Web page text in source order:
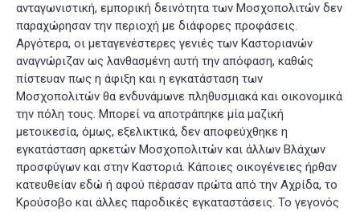
ανταγωνιστική, εμπορική δεινότητα των Μοσχοπολιτών δεν
παραχώρησαν την περιοχή με διάφορες προφάσεις.
Αργότερα, οι μεταγενέστερες γενιές των Καστοριανών
αναγνώριζαν ως λανθασμένη αυτή την απόφαση, καθώς
πίστευαν πως η άφιξη και η εγκατάσταση των
Μοσχοπολιτών θα ενδυνάμωνε πληθυσμιακά και οικονομικά
την πόλη τους. Μπορεί να αποτράπηκε μία μαζική
μετοικεσία, όμως, εξελικτικά, δεν αποφεύχθηκε η
εγκατάσταση αρκετών Μοσχοπολιτών και άλλων Βλάχων
προσφύγων και στην Καστοριά. Κάποιες οικογένειες ήρθαν
κατευθείαν εδώ ή αφού πέρασαν πρώτα από την Αχρίδα, το
Κρούσοβο και άλλες παροδικές εγκαταστάσεις. Το γεγονός